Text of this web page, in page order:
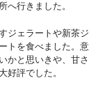
へ行きました。
ジェラートや新茶
トを食べました。
かと思いきや、甘
好評でした。